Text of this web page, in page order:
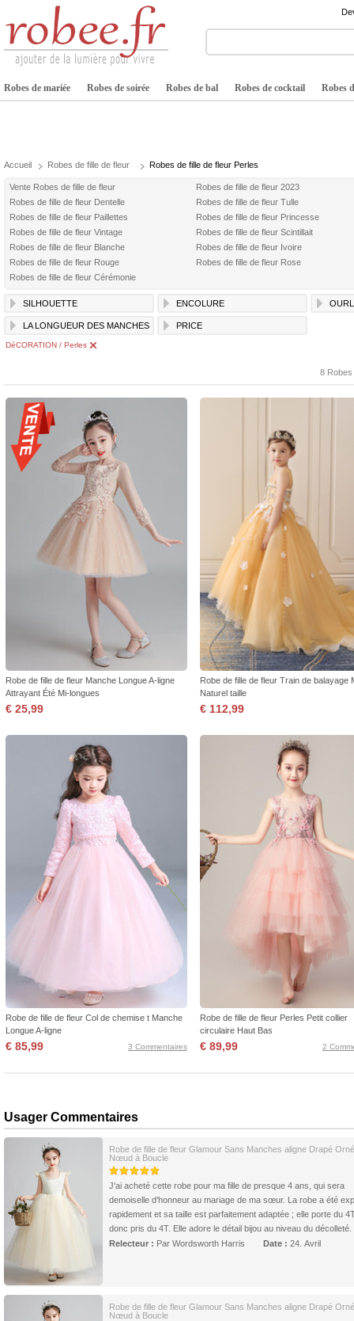
Robes de mariée Robes de soirée Robes de bal Robes de cocktail Robes
Accueil Robes de fille de fleur Robes de fille de fleur Perles
Vente Robes de fille de fleur
Robes de fille de fleur 2023
Robes de fille de fleur Dentelle
Robes de fille de fleur Tulle
Robes de fille de fleur Paillettes
Robes de fille de fleur Princesse
Robes de fille de fleur Vintage
Robes de fille de fleur Scintillait
Robes de fille de fleur Blanche
Robes de fille de fleur Ivoire
Robes de fille de fleur Rouge
Robes de fille de fleur Rose
Robes de fille de fleur Cérémonie
SILHOUETTE ENCOLURE
LA LONGUEUR DES MANCHES PRICE
DéCORATION / Perles
8
Robe de fille de fleur Manche Longue A-ligne
Attrayant Été Mi-longues
€ 25,99
Robe de fille de fleur Train de balayage
Naturel taille
€ 112,99
Robe de fille de fleur Col de chemise t Manche
Longue A-ligne
€ 85,99 3 Commentaires
Robe de fille de fleur Perles Petit collier
circulaire Haut Bas
€ 89,99 2
Usager Commentaires
Robe de fille de fleur Glamour Sans Manches aligne Drapé
Nœud à Boucle
J'ai acheté cette robe pour ma fille de presque 4 ans, qui sera
demoiselle d'honneur au mariage de ma sœur. La robe a été
rapidement et sa taille est parfaitement adaptée ; elle porte du
donc pris du 4T. Elle adore le détail bijou au niveau du décolleté.
Relecteur : Par Wordsworth Harris Date : 24. Avril
Robe de fille de fleur Glamour Sans Manches aligne Drapé
Nœud à Boucle